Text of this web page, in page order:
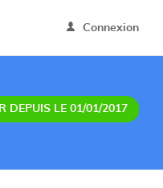
Connexion
DEPUIS LE 01/01/2017